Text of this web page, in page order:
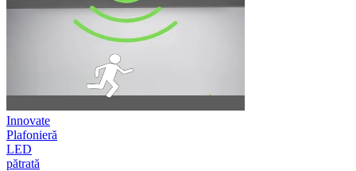
Innovate
Plafonieră
LED
pătrată